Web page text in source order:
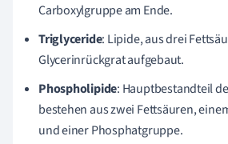
Carboxylgruppe am Ende.
Triglyceride: Lipide, aus drei
Glycerinrückgrat aufgebaut.
Phospholipide: Hauptbestandteil
bestehen aus zwei Fettsäuren,
und einer Phosphatgruppe.